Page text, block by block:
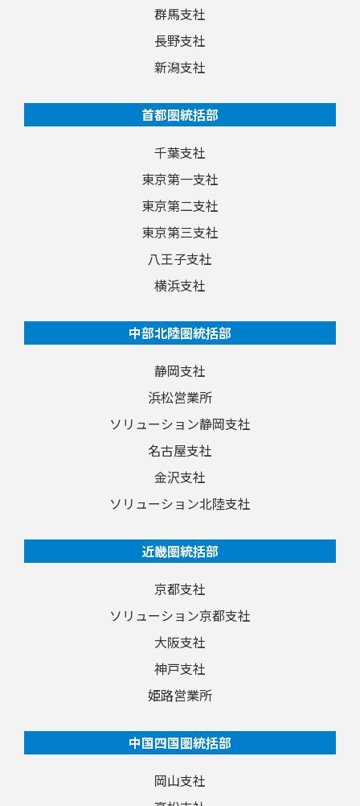
群馬支社
長野支社
新潟支社
首都圏統括部
千葉支社
東京第一支社
東京第二支社
東京第三支社
八王子支社
横浜支社
中部北陸圏統括部
静岡支社
浜松営業所
ソリューション静岡支社
名古屋支社
金沢支社
ソリューション北陸支社
近畿圏統括部
京都支社
ソリューション京都支社
大阪支社
神戸支社
姫路営業所
中国四国圏統括部
岡山支社